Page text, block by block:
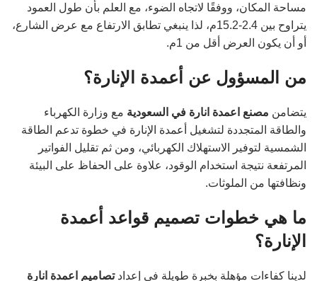
مساحة المكان، ووفقًا لاتجاه الضوء، مع العلم بأن طول العمود
يتراوح بين 2.4-15.2م، لذا ينبغي تطابق الارتفاع مع عرض الشارع،
أو أن يكون العرض أقل من 1م.
من المسؤول عن أعمدة الإنارة؟
يتضامن مصنع اعمدة انارة في السعودية مع وزارة الكهرباء
والطاقة المتجددة لتشغيل أعمدة الإنارة في خطوة تدعم الطاقة
الشمسية لتوفير الاستهلاك الكهربائي، ومن ثم تقليل الفواتير
المرتفعة نتيجة استخدام الوقود، علاوة على الحفاظ على البيئة
ونظافتها من الملوثات.
ما هي خطوات تصميم قواعد أعمدة
الإنارة؟
لدينا كفاءات مؤهلة بخبرة طويلة في إعدادتصاميم اعمدة انارة